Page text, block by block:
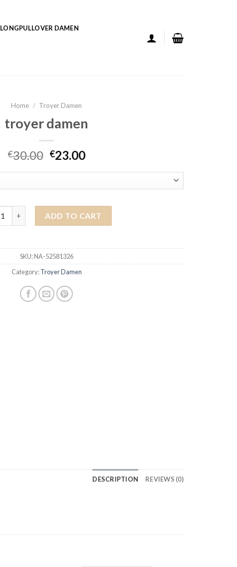
LONGPULLOVER DAMEN
Home / Troyer Damen
troyer damen
€30.00 €23.00
ADD TO CART
SKU:NA-52581326
Category:Troyer Damen
DESCRIPTION REVIEWS (0)